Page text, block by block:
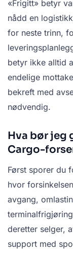
«Frigitt» betyr
nådd en
for neste trinn,
betyr ikke alltid
endelige
bekreft med
nødvendig.
Hva bør jeg
Cargo-
Først sporer du
hvor
avgang,
deretter selger,
support med